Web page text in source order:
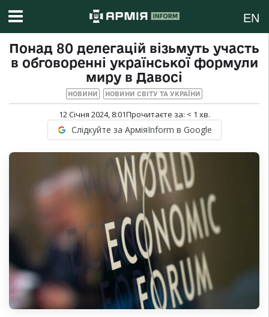
EN
Понад 80 делегацій візьмуть участь
в обговоренні української формули
миру в Давосі
НОВИНИ НОВИНИ СВІТУ ТА УКРАЇНИ
12 Січня 2024, 8:01Прочитаєте за: < 1 хв.
Слідкуйте за АрміяInform в Google